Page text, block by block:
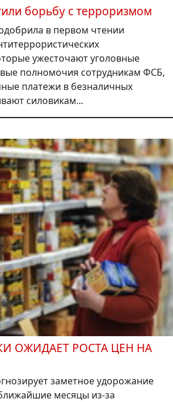
борьбу с терроризмом
в первом чтении
ужесточают уголовные
полномочия сотрудникам ФСБ,
платежи в безналичных
силовикам...
ОЖИДАЕТ РОСТА ЦЕН НА
заметное удорожание
месяцы из-за